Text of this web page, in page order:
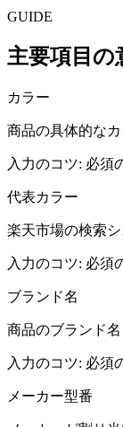
GUIDE
主要項目の
カラー
商品の具体的な
入力のコツ: 必須
代表カラー
楽天市場の検索
入力のコツ: 必須
ブランド名
商品のブランド名
入力のコツ: 必須
メーカー型番